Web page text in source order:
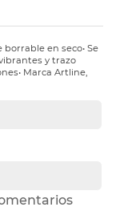
en seco• Se
y trazo
Marca Artline,